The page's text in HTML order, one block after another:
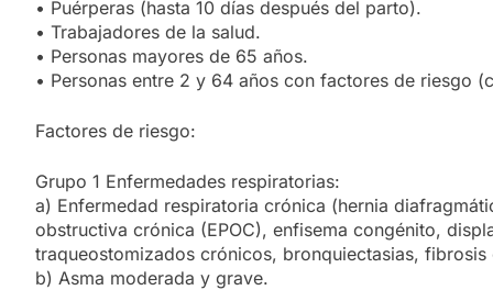
• Puérperas (hasta 10 días después del parto).
• Trabajadores de la salud.
• Personas mayores de 65 años.
• Personas entre 2 y 64 años con factores de riesgo
Factores de riesgo:
Grupo 1 Enfermedades respiratorias:
a) Enfermedad respiratoria crónica (hernia
obstructiva crónica (EPOC), enfisema congénito,
traqueostomizados crónicos, bronquiectasias,
b) Asma moderada y grave.